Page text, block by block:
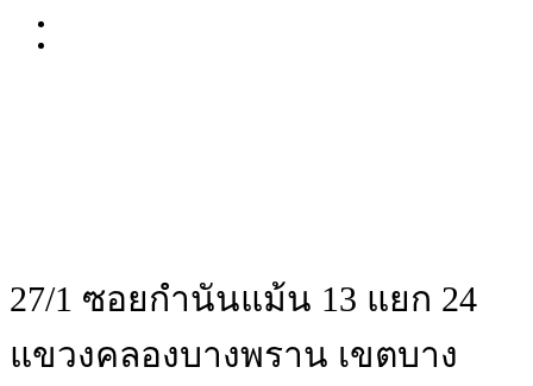
27/1 ซอยกำนันแม้น 13 แยก 24
แขวงคลองบางพราน เขตบาง